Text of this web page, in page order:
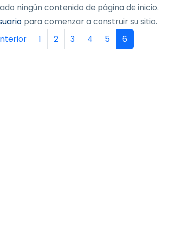
ningún contenido de página de inicio.
para comenzar a construir su sitio.
anteriorPágina
1 Página
2 Página
3 Página
4 Página
5 Página actual
6